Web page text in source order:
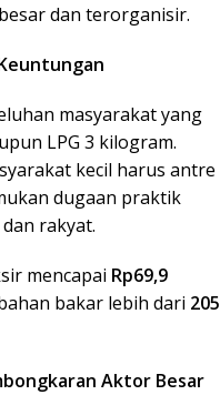
dan terorganisir.
masyarakat yang
LPG 3 kilogram.
kecil harus antre
dugaan praktik
rakyat.
mencapai Rp69,9
bakar lebih dari 205
Aktor Besar